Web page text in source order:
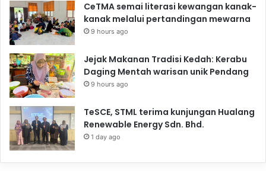
CeTMA semai literasi kewangan kanak-
kanak melalui pertandingan mewarna
9 hours ago
Jejak Makanan Tradisi Kedah: Kerabu
Daging Mentah warisan unik Pendang
9 hours ago
TeSCE, STML terima kunjungan Hualang
Renewable Energy Sdn. Bhd.
1 day ago